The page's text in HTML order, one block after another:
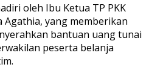
oleh Ibu Ketua TP PKK
Agathia, yang memberikan
bantuan uang tunai
peserta belanja